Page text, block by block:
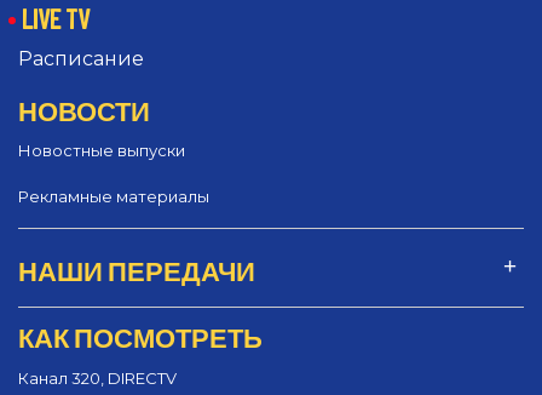
LIVE TV
Расписание
НОВОСТИ
Новостные выпуски
Рекламные материалы
НАШИ ПЕРЕДАЧИ
КАК ПОСМОТРЕТЬ
Канал 320, DIRECTV